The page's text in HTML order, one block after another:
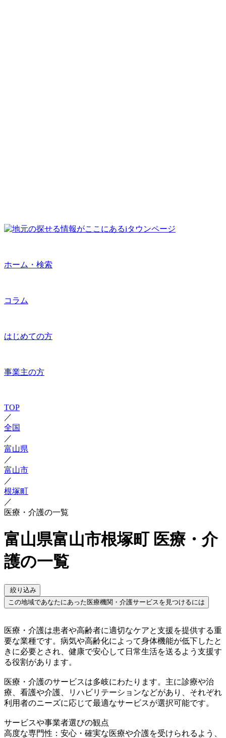
ホーム・検索
コラム
はじめての方
事業主の方
TOP
／
全国
／
富山県
／
富山市
／
根塚町
／
医療・介護の一覧
富山県富山市根塚町 医療・介
護の一覧
絞り込み
この地域であなたにあった医療機関・介護サービスを見つけるには
医療・介護は患者や高齢者に適切なケアと支援を提供する重
要な業種です。病気や高齢化によって身体機能が低下したと
きに必要とされ、健康で安心して日常生活を送るよう支援す
る役割があります。
医療・介護のサービスは多岐にわたります。主に診療や治
療、看護や介護、リハビリテーションなどがあり、それぞれ
利用者のニーズに応じて最適なサービスが選択可能です。
サービスや事業者選びの観点
高度な専門性：安心・確実な医療や介護を受けられるよう、